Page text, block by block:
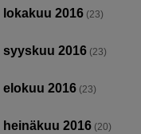
lokakuu 2016 (23)
syyskuu 2016 (23)
elokuu 2016 (23)
heinäkuu 2016 (20)